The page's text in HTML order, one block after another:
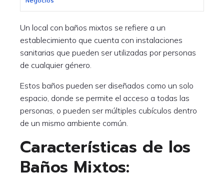
Un local con baños mixtos se refiere a un
establecimiento que cuenta con instalaciones
sanitarias que pueden ser utilizadas por personas
de cualquier género.
Estos baños pueden ser diseñados como un solo
espacio, donde se permite el acceso a todas las
personas, o pueden ser múltiples cubículos dentro
de un mismo ambiente común.
Características de los
Baños Mixtos: